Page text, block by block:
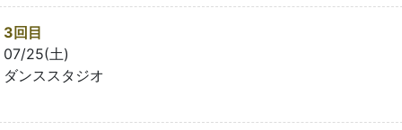
3回目
07/25(土)
ダンススタジオ